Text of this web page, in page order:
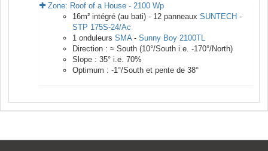
Zone: Roof of a House - 2100 Wp
16m² intégré (au bati) - 12 panneaux SUNTECH -
STP 175S-24/Ac
1 onduleurs SMA- Sunny Boy 2100TL
Direction : ≈ South (10°/South i.e. -170°/North)
Slope : 35° i.e. 70%
Optimum : -1°/South et pente de 38°